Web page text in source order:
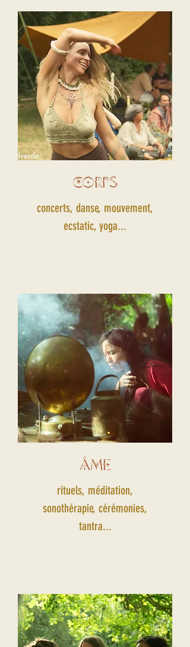
CORPS
concerts, danse, mouvement,
ecstatic, yoga...
ÂME
rituels, méditation,
sonothérapie, cérémonies,
tantra...